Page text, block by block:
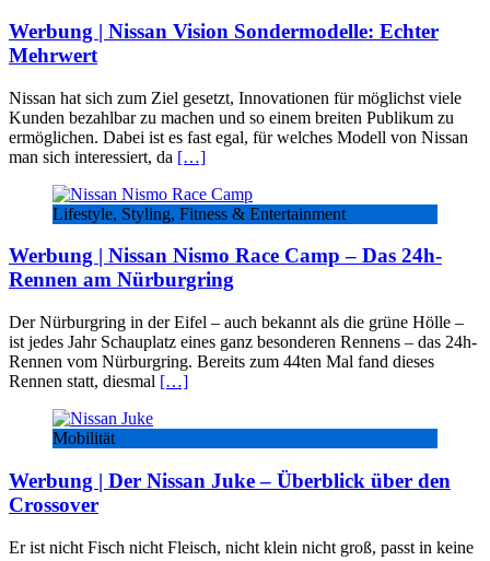
Werbung | Nissan Vision Sondermodelle: Echter
Mehrwert
Nissan hat sich zum Ziel gesetzt, Innovationen für möglichst viele
Kunden bezahlbar zu machen und so einem breiten Publikum zu
ermöglichen. Dabei ist es fast egal, für welches Modell von Nissan
man sich interessiert, da […]
Lifestyle, Styling, Fitness & Entertainment
Werbung | Nissan Nismo Race Camp – Das 24h-
Rennen am Nürburgring
Der Nürburgring in der Eifel – auch bekannt als die grüne Hölle –
ist jedes Jahr Schauplatz eines ganz besonderen Rennens – das 24h-
Rennen vom Nürburgring. Bereits zum 44ten Mal fand dieses
Rennen statt, diesmal […]
Mobilität
Werbung | Der Nissan Juke – Überblick über den
Crossover
Er ist nicht Fisch nicht Fleisch, nicht klein nicht groß, passt in keine